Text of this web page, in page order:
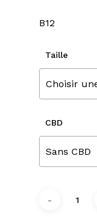
B12
Taille
Choisir
CBD
Sans CBD